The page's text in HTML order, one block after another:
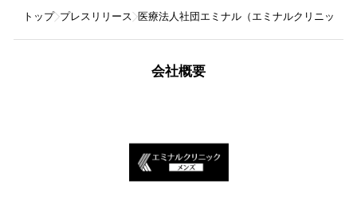
トップ プレスリリース 医療法人社団エミナル（エミナルクリニック
会社概要